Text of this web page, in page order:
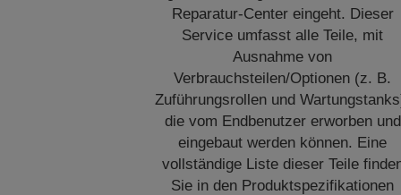
Reparatur-Center eingeht. Dieser
Service umfasst alle Teile, mit
Ausnahme von
Verbrauchsteilen/Optionen (z. B.
Zuführungsrollen und
die vom Endbenutzer erworben und
eingebaut werden können. Eine
vollständige Liste dieser Teile
Sie in den Produktspezifikationen